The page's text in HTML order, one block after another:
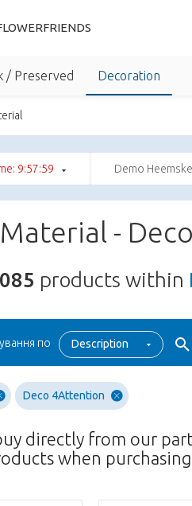
/ Preserved Decoration
9:57:58 Demo
-
products within
по Description
Deco 4Attention
directly from our
when